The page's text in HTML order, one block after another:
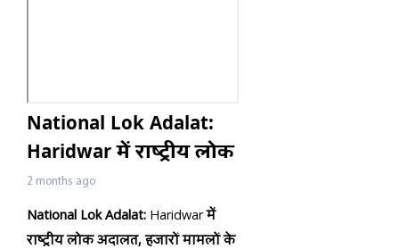
National Lok Adalat:
Haridwar में राष्ट्रीय लोक
अदालत, हजारों मामलों के
निस्तारण की पहल
2 months ago
National Lok Adalat: Haridwarमें
राष्ट्रीय लोक अदालत,हजारों मामलों के